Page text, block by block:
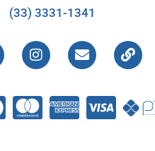
(33) 3331-1341